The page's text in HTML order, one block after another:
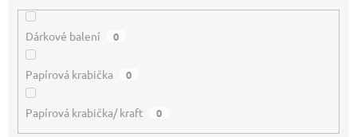
Dárkové balení 0
Papírová krabička 0
Papírová krabička/ kraft 0